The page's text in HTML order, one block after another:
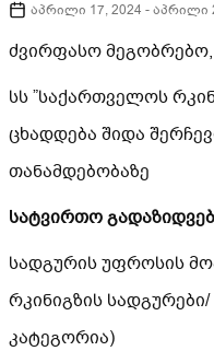
აპრილი 17, 2024 -აპრილი
ძვირფასო მეგობრებო,
სს ”საქართველოს
ცხადდება შიდა
თანამდებობაზე
სატვირთო
სადგურის უფროსის
რკინიგზის
კატეგორია)